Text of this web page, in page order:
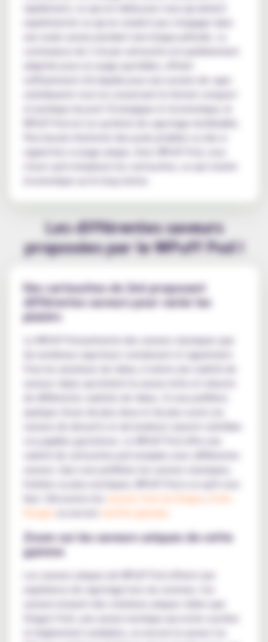
rapidement, ce qui est idéal pour ceux qui aiment
expérimenter ou qui ne veulent pas s'engager dans
une seule saveur pendant une longue période. La
adaptée pour un usage quotidien, offrant
suffisamment d'e-liquide pour une session de vape
et pratique du pod ! Écologique et économique, le
WPuff Pod est un système de vapotage réutilisable.
cigarettes à usage unique. Avec WPuff Pod, vous
économique sur le long terme.
Les différentes saveurs
proposées par le WPuff Pod !
Des cartouches de 2ml proposant
différentes saveurs pour varier les
plaisirs
Le WPuff Pod présente des saveurs classiques que
de nombreux vapoteurs connaissent et apprécient.
quelque chose de plus doux et de plus sucré, les
saveurs de desserts et de bonbons sauront satisfaire
vos papilles gustatives. Le WPuff Pod offre une
variété de cartouches pré-remplies avec différentes
saveurs. Que vous préfériez les saveurs classiques,
fruitées ou plus exotiques, WPuff Pod a ce qu'il vous
saveurs Fruit du Dragon
Rouges
Zoom sur les saveurs uniques de cette
gamme
Les saveurs uniques de WPuff Pod offrent une
expérience de vapotage hors du commun. Ces
saveurs incluent des créations uniques telles que
Dragon Fruit, une saveur exotique aux notes sucrées
et légèrement acidulées, ou encore la saveur Ice